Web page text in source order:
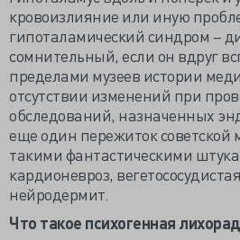
кровоизлияние или иную
гипоталамический синдром –
сомнительный, если он вдруг
пределами музеев истории
отсутствии изменений при
обследований, назначенных
еще один пережиток
такими фантастическими
кардионевроз,
нейродермит.
Что такое психогенная